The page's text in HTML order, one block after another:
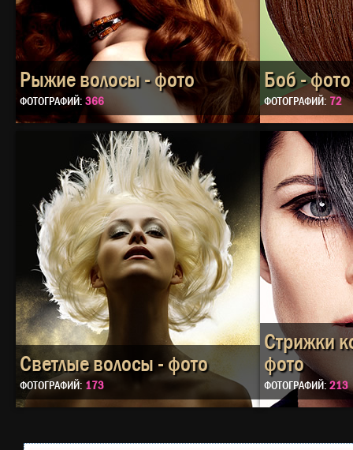
Рыжие волосы - фото
ФОТОГРАФИЙ: 366
Боб - фото
ФОТОГРАФИЙ: 72
Светлые волосы - фото
ФОТОГРАФИЙ: 173
Стрижки
фото
ФОТОГРАФИЙ: 213